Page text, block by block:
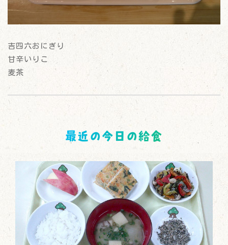
吉四六おにぎり
甘辛いりこ
麦茶
最近の今日の給食